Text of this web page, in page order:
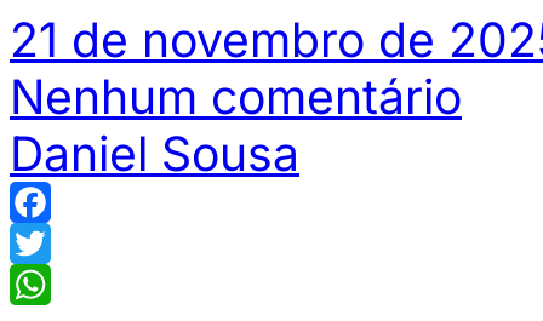
21 de novembro de
Nenhum comentário
Daniel Sousa
Facebook
Twitter